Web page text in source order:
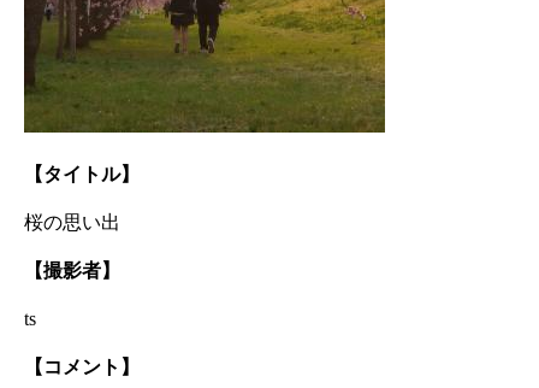
【タイトル】
桜の思い出
【撮影者】
ts
【コメント】